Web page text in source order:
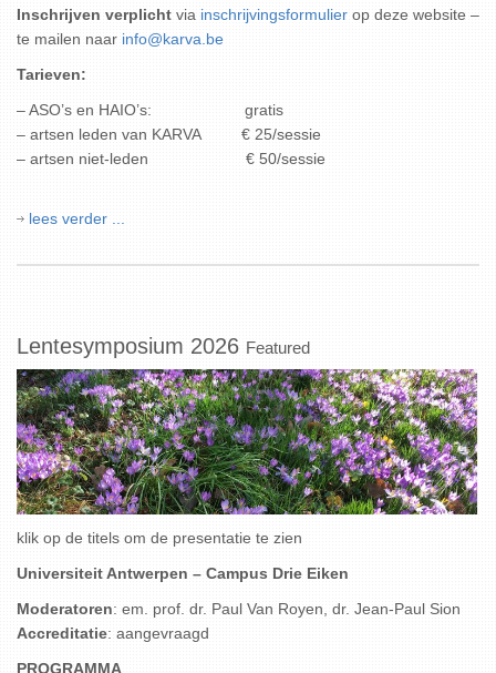
Inschrijven verplicht via inschrijvingsformulier op deze website –
te mailen naar info@karva.be
Tarieven:
– ASO’s en HAIO’s: gratis
– artsen leden van KARVA € 25/sessie
– artsen niet-leden € 50/sessie
lees verder ...
Lentesymposium 2026 Featured
klik op de titels om de presentatie te zien
Universiteit Antwerpen – Campus Drie Eiken
Moderatoren: em. prof. dr. Paul Van Royen, dr. Jean-Paul Sion
Accreditatie: aangevraagd
PROGRAMMA